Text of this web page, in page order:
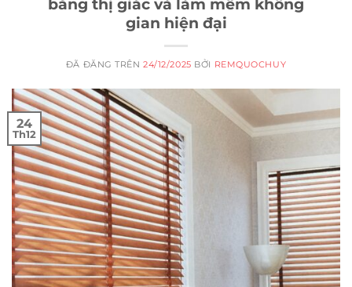
bằng thị giác và làm mềm không
gian hiện đại
ĐÃ ĐĂNG TRÊN24/12/2025 BỞI REMQUOCHUY
24
Th12